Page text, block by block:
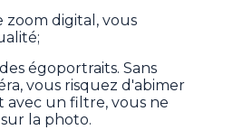
zoom digital, vous
égoportraits. Sans
vous risquez d'abimer
avec un filtre, vous ne
la photo.